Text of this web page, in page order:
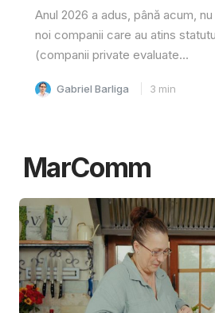
Anul 2026 a adus, până acum,
noi companii care au atins
(companii private evaluate...
Gabriel Barliga 3 min
MarComm